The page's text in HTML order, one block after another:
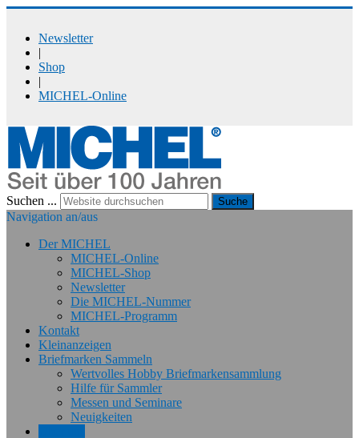
Newsletter
|
Shop
|
MICHEL-Online
Suchen ... Suche
Navigation an/aus
Der MICHEL
MICHEL-Online
MICHEL-Shop
Newsletter
Die MICHEL-Nummer
MICHEL-Programm
Kontakt
Kleinanzeigen
Briefmarken Sammeln
Wertvolles Hobby Briefmarkensammlung
Hilfe für Sammler
Messen und Seminare
Neuigkeiten